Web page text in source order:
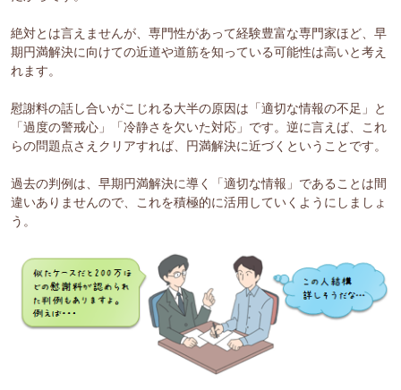
絶対とは言えませんが、専門性があって経験豊富な専門家ほど、早
期円満解決に向けての近道や道筋を知っている可能性は高いと考え
れます。
慰謝料の話し合いがこじれる大半の原因は「適切な情報の不足」と
「過度の警戒心」「冷静さを欠いた対応」です。逆に言えば、これ
らの問題点さえクリアすれば、円満解決に近づくということです。
過去の判例は、早期円満解決に導く「適切な情報」であることは間
違いありませんので、これを積極的に活用していくようにしましょ
う。